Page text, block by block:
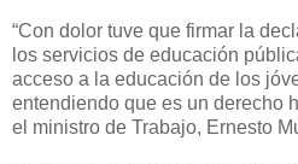
“Con dolor tuve que firmar la
los servicios de educación
acceso a la educación de los
entendiendo que es un derecho
el ministro de Trabajo, Ernesto